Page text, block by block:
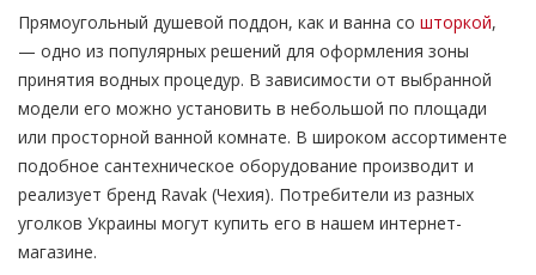
Прямоугольный душевой поддон, как и ванна со шторкой,
— одно из популярных решений для оформления зоны
принятия водных процедур. В зависимости от выбранной
модели его можно установить в небольшой по площади
или просторной ванной комнате. В широком ассортименте
подобное сантехническое оборудование производит и
реализует бренд Ravak (Чехия). Потребители из разных
уголков Украины могут купить его в нашем интернет-
магазине.